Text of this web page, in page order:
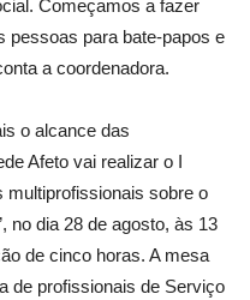
Começamos a fazer
pessoas para bate-papos e
a coordenadora.
o alcance das
Afeto vai realizar o I
multiprofissionais sobre o
no dia 28 de agosto, às 13
de cinco horas. A mesa
de profissionais de Serviço